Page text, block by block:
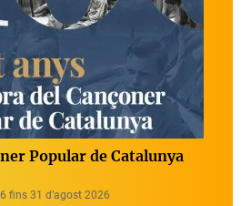
Popular de Catalunya
fins 31 d’agost 2026